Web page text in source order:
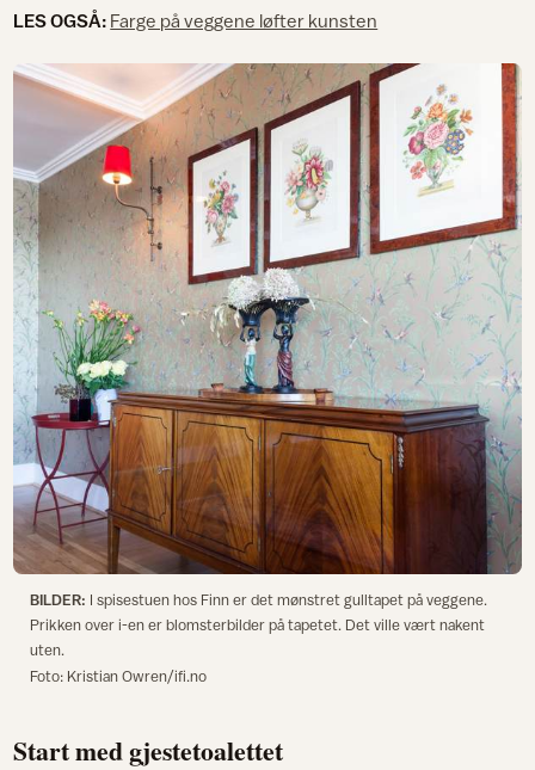
LES OGSÅ: Farge på veggene løfter kunsten
BILDER: I spisestuen hos Finn er det mønstret gulltapet på veggene.
Prikken over i-en er blomsterbilder på tapetet. Det ville vært nakent
uten.
Foto: Kristian Owren/ifi.no
Start med gjestetoalettet